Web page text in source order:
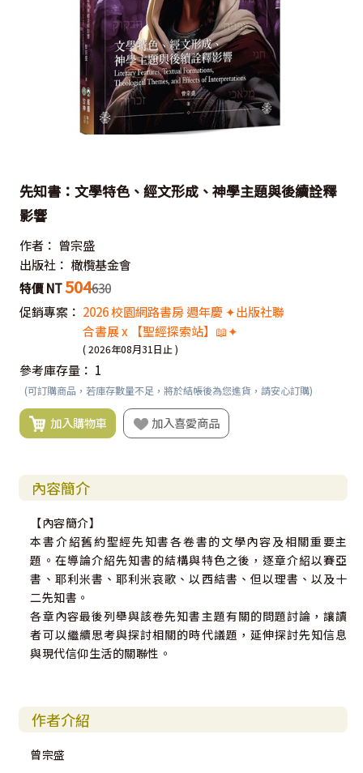
先知書：文學特色、經文形成、神學主題與後續詮釋
影響
作者： 曾宗盛
出版社： 橄欖基金會
特價 NT504630
促銷專案： 2026 校園網路書房 週年慶 ✦出版社聯
合書展 x 【聖經探索站】📖✦
( 2026年08月31日止 )
參考庫存量： 1
(可訂購商品，若庫存數量不足，將於結帳後為您進貨，請安心訂購)
加入購物車 加入喜愛商品
內容簡介
【內容簡介】
本書介紹舊約聖經先知書各卷書的文學內容及相關重要主
題。在導論介紹先知書的結構與特色之後，逐章介紹以賽亞
書、耶利米書、耶利米哀歌、以西結書、但以理書、以及十
二先知書。
各章內容最後列舉與該卷先知書主題有關的問題討論，讓讀
者可以繼續思考與探討相關的時代議題，延伸探討先知信息
與現代信仰生活的關聯性。
作者介紹
曾宗盛